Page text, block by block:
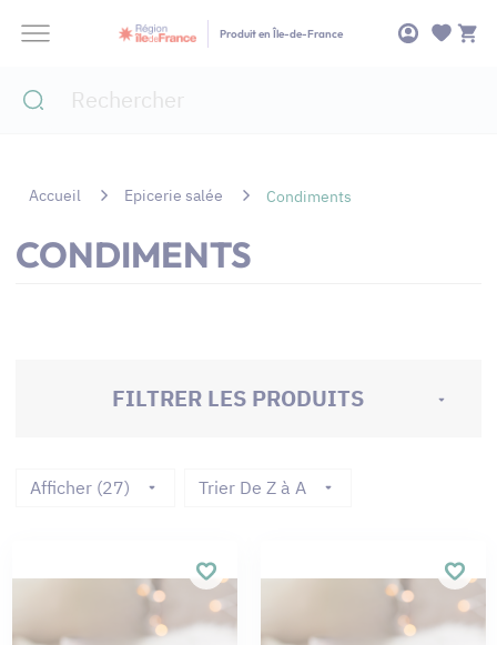
Produit en Île-de-France
Accueil Epicerie salée Condiments
CONDIMENTS
FILTRER LES PRODUITS
Afficher (27) Trier De Z à A